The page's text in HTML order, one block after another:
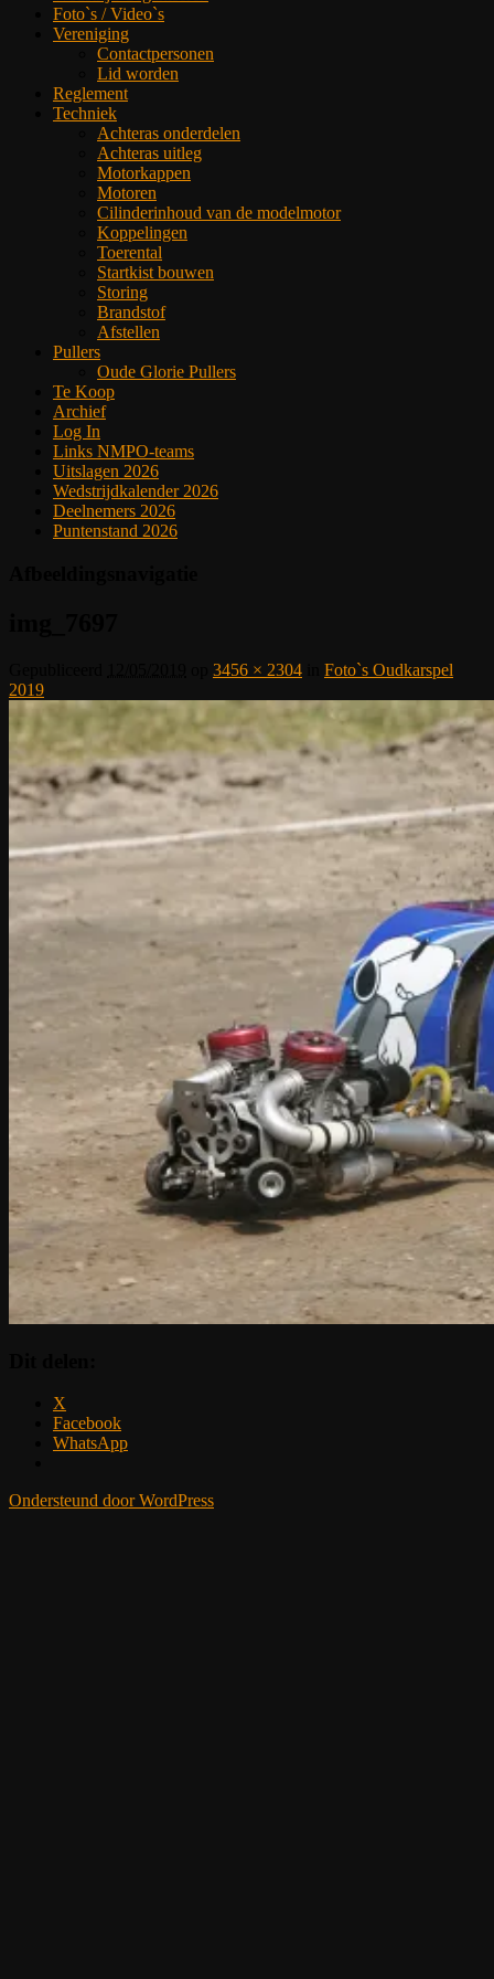
Foto`s / Video`s
Vereniging
Contactpersonen
Lid worden
Reglement
Techniek
Achteras onderdelen
Achteras uitleg
Motorkappen
Motoren
Cilinderinhoud van de modelmotor
Koppelingen
Toerental
Startkist bouwen
Storing
Brandstof
Afstellen
Pullers
Oude Glorie Pullers
Te Koop
Archief
Log In
Links NMPO-teams
Uitslagen 2026
Wedstrijdkalender 2026
Deelnemers 2026
Puntenstand 2026
3456 × 2304
Foto`s Oudkarspel
2019
X
Facebook
WhatsApp
Ondersteund door WordPress